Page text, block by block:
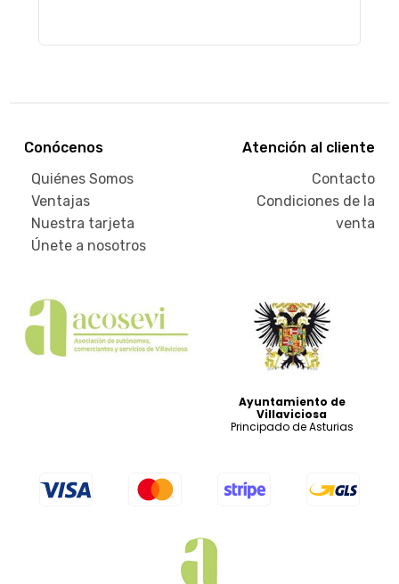
Conócenos
Quiénes Somos
Ventajas
Nuestra tarjeta
Únete a nosotros
Atención al cliente
Contacto
Condiciones de la
venta
Ayuntamiento de
Villaviciosa
Principado de Asturias